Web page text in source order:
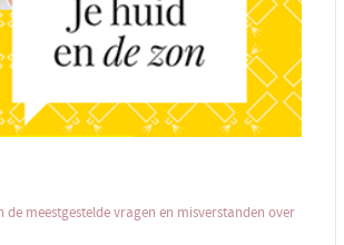
de meestgestelde vragen en misverstanden over